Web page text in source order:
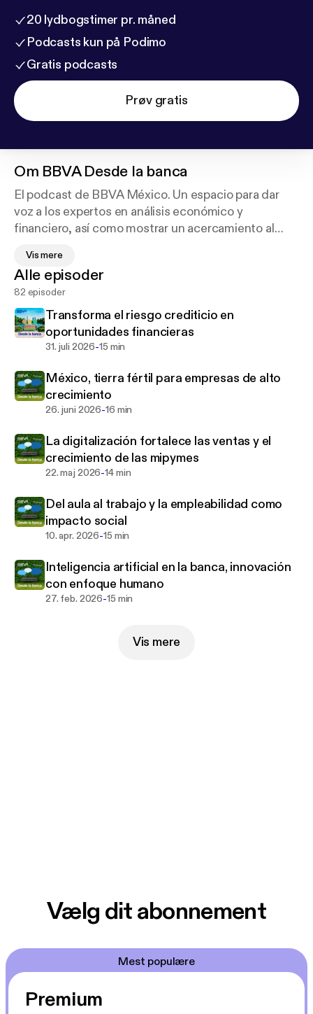
20 lydbogstimer pr. måned
Podcasts kun på Podimo
Gratis podcasts
Prøv gratis
Om BBVA Desde la banca
El podcast de BBVA México. Un espacio para dar
voz a los expertos en análisis económico y
financiero, así como mostrar un acercamiento al
transformando y trazando el futuro de los servicios
bancarios. Además, es un foro para compartir
historias de responsabilidad social y educación.
Desde la banca, un podcast de BBVA.
Vis mere
Alle episoder
82 episoder
Transforma el riesgo crediticio en
oportunidades financieras
31. juli 2026-15 min
México, tierra fértil para empresas de alto
crecimiento
26. juni 2026-16 min
La digitalización fortalece las ventas y el
crecimiento de las mipymes
22. maj 2026-14 min
Del aula al trabajo y la empleabilidad como
impacto social
10. apr. 2026-15 min
Inteligencia artificial en la banca, innovación
con enfoque humano
27. feb. 2026-15 min
Vis mere
Vælg dit abonnement
Mest populære
Premium